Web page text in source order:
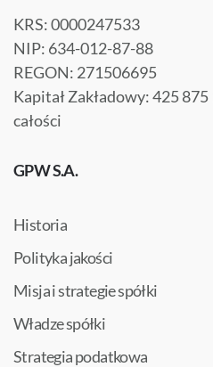
KRS: 0000247533
NIP: 634-012-87-88
REGON: 271506695
Kapitał Zakładowy: 425 875
całości
GPW S.A.
Historia
Polityka jakości
Misja i strategie spółki
Władze spółki
Strategia podatkowa